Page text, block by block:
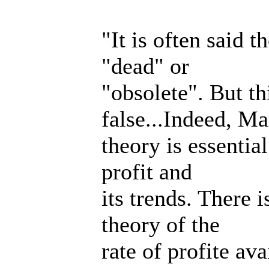
"It is often said
"dead" or
"obsolete". But
false...Indeed,
theory is
profit and
its trends. There
theory of the
rate of profite